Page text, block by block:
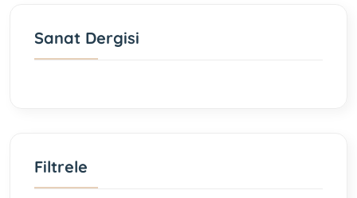
Sanat Dergisi
Filtrele